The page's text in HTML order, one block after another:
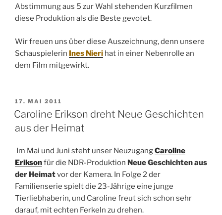
Abstimmung aus 5 zur Wahl stehenden Kurzfilmen
diese Produktion als die Beste gevotet.
Wir freuen uns über diese Auszeichnung, denn unsere
Schauspielerin Ines Nieri hat in einer Nebenrolle an
dem Film mitgewirkt.
VERÖFFENTLICHT
AM
17. MAI 2011
Caroline Erikson dreht Neue Geschichten
aus der Heimat
Im Mai und Juni steht unser NeuzugangCaroline
Eriksonfür die NDR-Produktion Neue Geschichten aus
der Heimatvor der Kamera. In Folge 2 der
Familienserie spielt die 23-Jährige eine junge
Tierliebhaberin, und Caroline freut sich schon sehr
darauf, mit echten Ferkeln zu drehen.